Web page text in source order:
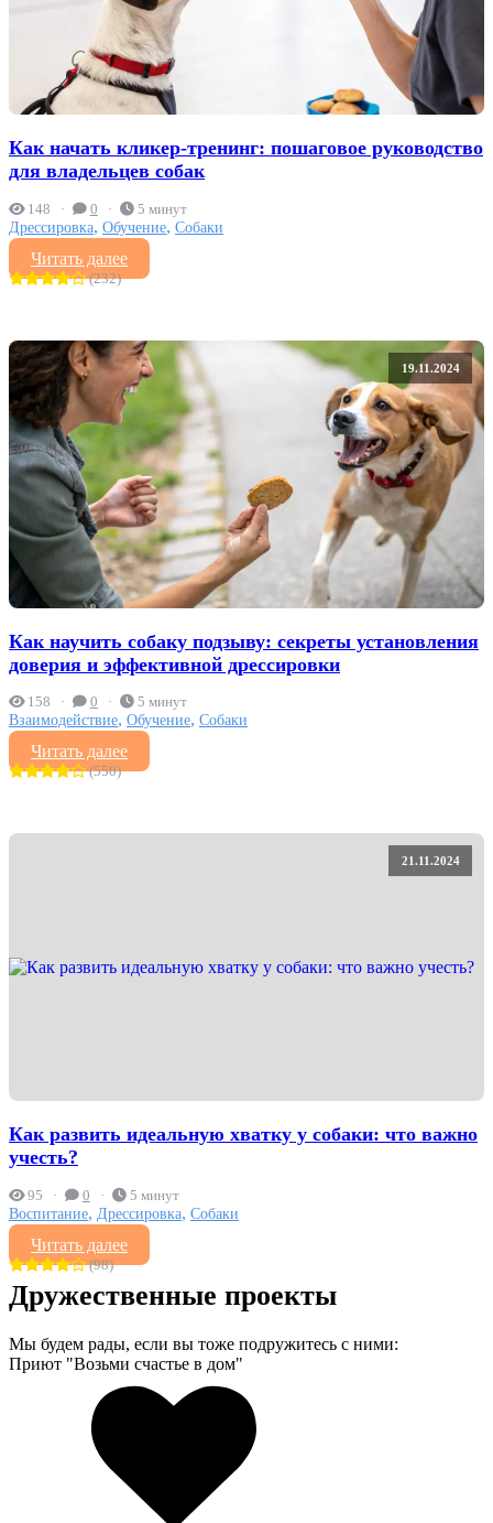
Как начать кликер-тренинг: пошаговое руководство
для владельцев собак
148 0 5 минут
Дрессировка, Обучение, Собаки
Читать далее
(232)
19.11.2024
Как научить собаку подзыву: секреты установления
доверия и эффективной дрессировки
158 0 5 минут
Взаимодействие, Обучение, Собаки
Читать далее
(550)
21.11.2024
Как развить идеальную хватку у собаки: что важно
учесть?
95 0 5 минут
Воспитание, Дрессировка, Собаки
Читать далее
(98)
Дружественные проекты
Мы будем рады, если вы тоже подружитесь с ними:
Приют "Возьми счастье в дом"